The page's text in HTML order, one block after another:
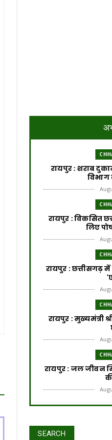
रायपुर : शराब
विभाग
रायपुर : विकसित
लिए
​रायपुर : ​छत्तीसगढ़
रायपुर : मुख्यमंत्री
रायपुर : जल जीवन
SEARCH